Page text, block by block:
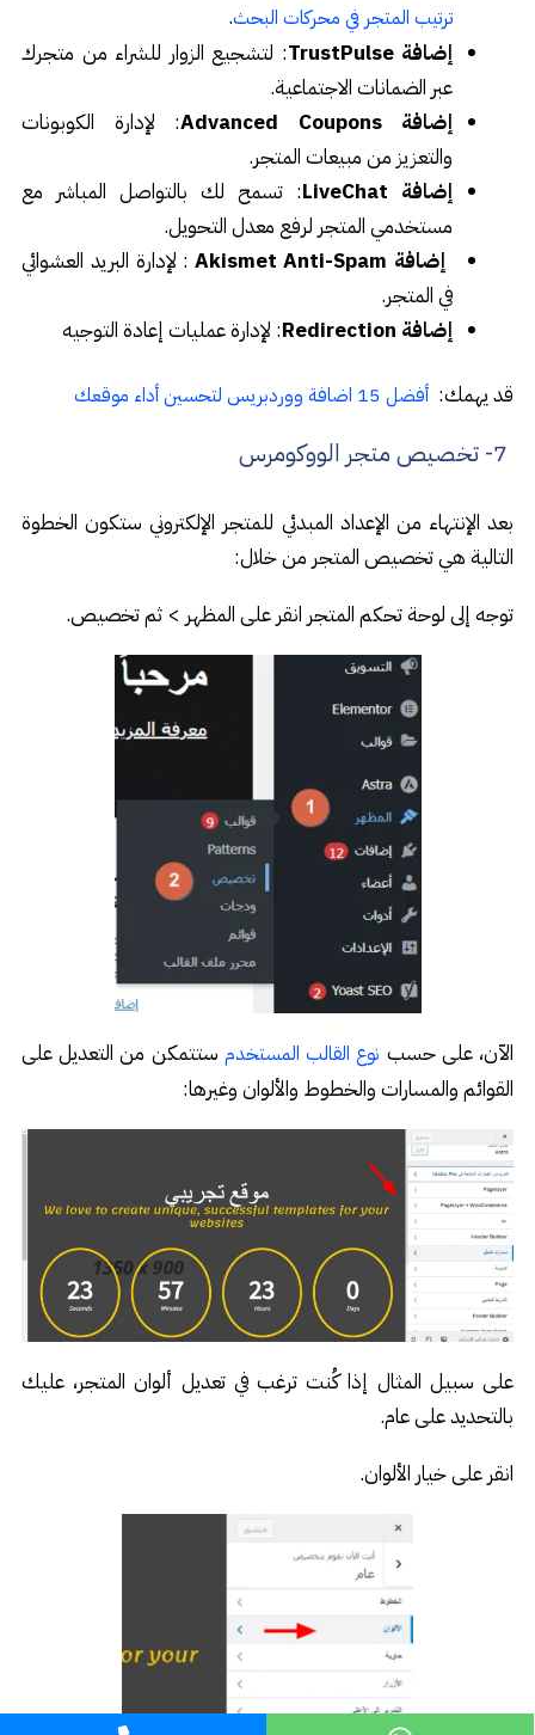
ترتيب المتجر في محركات البحث.
إضافة TrustPulse
: لتشجيع الزوار للشراء من متجرك
عبر الضمانات الاجتماعية.
إضافة Advanced Coupons
: لإدارة الكوبونات
والتعزيز من مبيعات المتجر.
إضافة LiveChat
: تسمح لك بالتواصل المباشر مع
مستخدمي المتجر لرفع معدل التحويل.
إضافة Akismet Anti-Spam
: لإدارة البريد العشوائي
في المتجر.
إضافة Redirection
: لإدارة عمليات إعادة التوجيه
قد يهمك: أفضل 15 اضافة ووردبريس لتحسين أداء موقعك
بعد الإنتهاء من الإعداد المبدئي للمتجر الإلكتروني ستكون الخطوة
التالية هي تخصيص المتجر من خلال:
توجه إلى لوحة تحكم المتجر انقر على المظهر > ثم تخصيص.
الآن، على حسب نوع القالب المستخدمستتمكن من التعديل على
القوائم والمسارات والخطوط والألوان وغيرها:
على سبيل المثال إذا كُنت ترغب في تعديل ألوان المتجر، عليك
بالتحديد على عام.
انقر على خيار الألوان.